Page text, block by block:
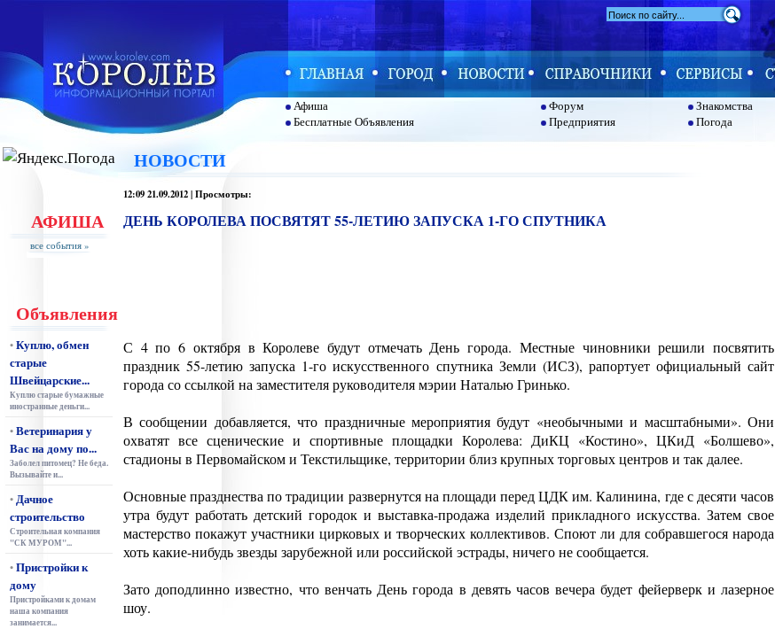
Афиша
Бесплатные Объявления
Форум
Предприятия
Знакомства
Погода
АФИША
все события »
Объявления
•Куплю, обмен
старые
Швейцарские...
Куплю старые бумажные
иностранные деньги...
•Ветеринария у
Вас на дому по...
Заболел питомец? Не беда.
Вызывайте и...
•Дачное
строительство
Строительная компания
"СК МУРОМ"...
•Пристройки к
дому
Пристройками к домам
наша компания
занимается...
НОВОСТИ
12:09 21.09.2012 | Просмотры:
ДЕНЬ КОРОЛЕВА ПОСВЯТЯТ 55-ЛЕТИЮ ЗАПУСКА 1-ГО СПУТНИКА
С 4 по 6 октября в Королеве будут отмечать День города. Местные чиновники решили посвятить
праздник 55-летию запуска 1-го искусственного спутника Земли (ИСЗ), рапортует официальный сайт
города со ссылкой на заместителя руководителя мэрии Наталью Гринько.
В сообщении добавляется, что праздничные мероприятия будут «необычными и масштабными». Они
охватят все сценические и спортивные площадки Королева: ДиКЦ «Костино», ЦКиД «Болшево»,
стадионы в Первомайском и Текстильщике, территории близ крупных торговых центров и так далее.
Основные празднества по традиции развернутся на площади перед ЦДК им. Калинина, где с десяти часов
утра будут работать детский городок и выставка-продажа изделий прикладного искусства. Затем свое
мастерство покажут участники цирковых и творческих коллективов. Споют ли для собравшегося народа
хоть какие-нибудь звезды зарубежной или российской эстрады, ничего не сообщается.
Зато доподлинно известно, что венчать День города в девять часов вечера будет фейерверк и лазерное
шоу.